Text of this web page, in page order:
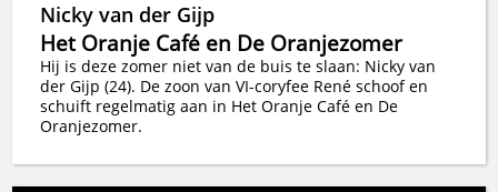
Nicky van der Gijp
Het Oranje Café en De Oranjezomer
Hij is deze zomer niet van de buis te slaan: Nicky van
der Gijp (24). De zoon van VI-coryfee René schoof en
schuift regelmatig aan in Het Oranje Café en De
Oranjezomer.